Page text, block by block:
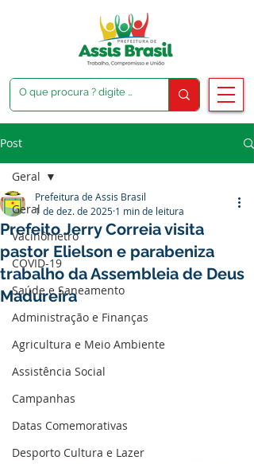
Post
Geral
Vacinômetro
COVID-19
Saúde e Saneamento
Administração e Finanças
Agricultura e Meio Ambiente
Assistência Social
Campanhas
Datas Comemorativas
Desporto Cultura e Lazer
Geral
Prefeito Jerry Correia visita
pastor Elielson e parabeniza
trabalho da Assembleia de Deus
Madureira
Prefeitura de Assis Brasil
1 de dez. de 2025 1 min de leitura